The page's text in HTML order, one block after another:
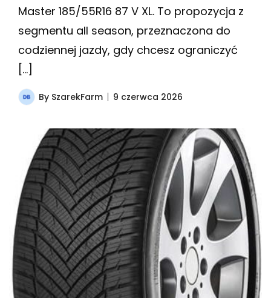
Master 185/55R16 87 V XL. To propozycja z
segmentu all season, przeznaczona do
codziennej jazdy, gdy chcesz ograniczyć
[…]
By SzarekFarm 9 czerwca 2026